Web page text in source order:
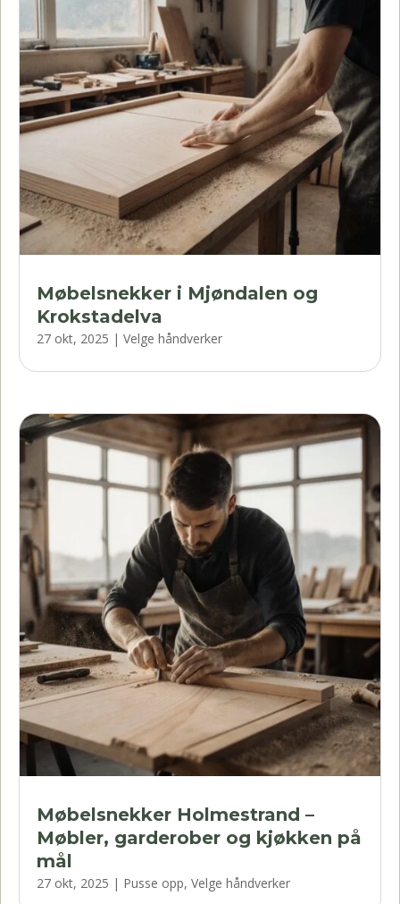
Møbelsnekker i Mjøndalen og
Krokstadelva
27 okt, 2025 | Velge håndverker
Møbelsnekker Holmestrand –
Møbler, garderober og kjøkken på
mål
27 okt, 2025 | Pusse opp, Velge håndverker